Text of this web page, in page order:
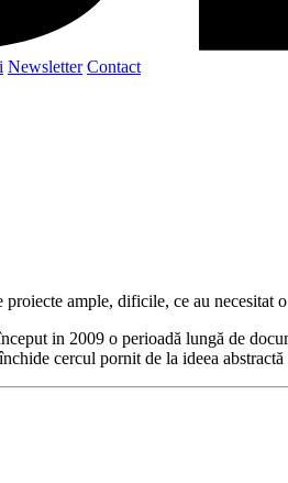
Newsletter Contact
ample, dificile, ce au necesitat
in 2009 o perioadă lungă de
cercul pornit de la ideea